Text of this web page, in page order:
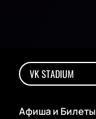
VK STADIUM
Афиша и Билеты